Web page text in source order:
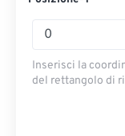
Inserisci la
del rettangolo di